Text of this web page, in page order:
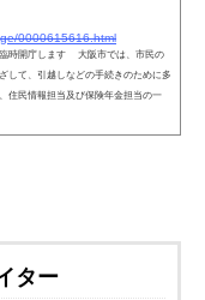
0000615616.html
臨時開庁します 大阪市では、市民の
して、引越しなどの手続きのために多
住民情報担当及び保険年金担当の一
ター